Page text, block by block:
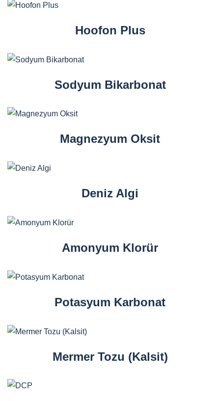
Hoofon Plus
Sodyum Bikarbonat
Magnezyum Oksit
Deniz Algi
Amonyum Klorür
Potasyum Karbonat
Mermer Tozu (Kalsit)